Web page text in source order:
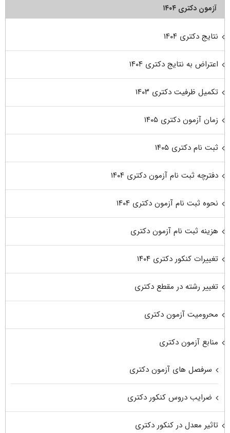
آزمون دکتری ۱۴۰۴
نتایج دکتری ۱۴۰۴
اعتراض به نتایج دکتری ۱۴۰۴
تکمیل ظرفیت دکتری ۱۴۰۳
زمان آزمون دکتری ۱۴۰۵
ثبت نام دکتری ۱۴۰۵
دفترچه ثبت نام آزمون دکتری ۱۴۰۴
نحوه ثبت نام آزمون دکتری ۱۴۰۴
هزینه ثبت نام آزمون دکتری
تغییرات کنکور دکتری ۱۴۰۴
تغییر رشته در مقطع دکتری
محرومیت آزمون دکتری
منابع آزمون دکتری
سرفصل های آزمون دکتری
ضرایب دروس کنکور دکتری
تاثیر معدل در کنکور دکتری